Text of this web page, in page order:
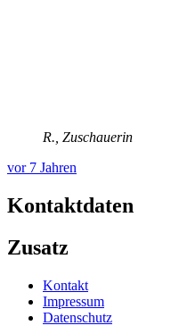
R., Zuschauerin
vor 7 Jahren
Kontaktdaten
Zusatz
Kontakt
Impressum
Datenschutz